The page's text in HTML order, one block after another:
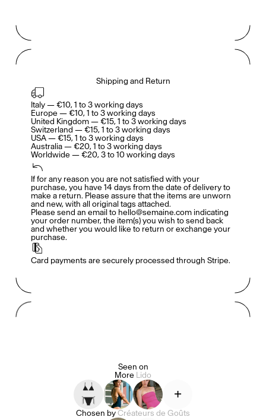
Créateurs de Goûts
Arman Naféei
Shipping and Return
Italy — €10, 1 to 3 working days
Europe — €10, 1 to 3 working days
United Kingdom — €15, 1 to 3 working days
Switzerland — €15, 1 to 3 working days
USA — €15, 1 to 3 working days
Australia — €20, 1 to 3 working days
Worldwide — €20, 3 to 10 working days
If for any reason you are not satisfied with your
purchase, you have 14 days from the date of delivery to
make a return. Please assure that the items are unworn
and new, with all original tags attached.
Please send an email to hello@semaine.com indicating
your order number, the item(s) you wish to send back
and whether you would like to return or exchange your
purchase.
Card payments are securely processed through Stripe.
Seen on
More Lido
+
Chosen byCréateurs de Goûts